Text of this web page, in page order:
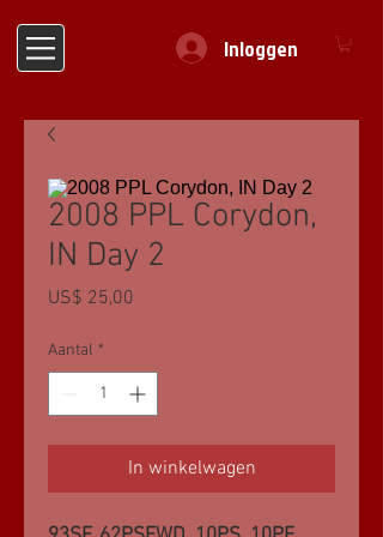
Inloggen
2008 PPL Corydon,
IN Day 2
US$ 25,00
Aantal *
In winkelwagen